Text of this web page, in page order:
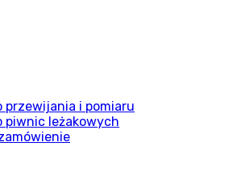
przewijania i pomiaru
piwnic leżakowych